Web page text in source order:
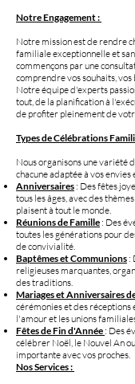
Notre Engagement :
Notre mission est de rendre
familiale exceptionnelle et
commençons par une
comprendre vos souhaits,
Notre équipe d'experts
tout, de la planification à
de profiter pleinement de
Types de Célébrations
Nous organisons une variété
chacune adaptée à vos envies
Anniversaires : Des fêtes
tous les âges, avec des
plaisent à tout le monde.
Réunions de Famille : Des
toutes les générations pour
de convivialité.
Baptêmes et Communions :
religieuses marquantes,
des traditions.
Mariages et Anniversaires
cérémonies et des
l'amour et les unions
Fêtes de Fin d'Année : Des
célébrer Noël, le Nouvel An
importante avec vos proches.
Nos Services :